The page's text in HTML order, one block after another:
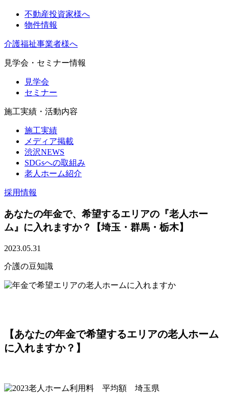
不動産投資家様へ
物件情報
介護福祉事業者様へ
見学会・セミナー情報
見学会
セミナー
施工実績・活動内容
施工実績
メディア掲載
渋沢NEWS
SDGsへの取組み
老人ホーム紹介
採用情報
あなたの年金で、希望するエリアの『老人ホー
ム』に入れますか？【埼玉・群馬・栃木】
2023.05.31
介護の豆知識
【あなたの年金で希望するエリアの老人ホーム
に入れますか？】